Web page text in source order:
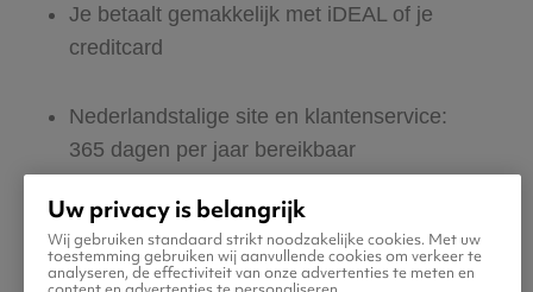
Je betaalt gemakkelijk met iDEAL of je
creditcard
Nederlandstalige site en klantenservice:
365 dagen per jaar bereikbaar
Zeker van veilig boeken en betalen
Boek ook direct een hotel of huurauto voor
Uw privacy is belangrijk
Wij gebruiken standaard strikt noodzakelijke cookies. Met uw
toestemming gebruiken wij aanvullende cookies om verkeer te
analyseren, de effectiviteit van onze advertenties te meten en